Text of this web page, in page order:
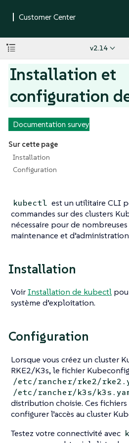
v2.14
Installation et
configuration
Documentation survey
Sur cette page
Installation
Configuration
kubectl est un utilitaire CLI
commandes sur des clusters
nécessaire pour de
maintenance et
Installation
VoirInstallation de kubectl
système d’exploitation.
Configuration
Lorsque vous créez un cluster
RKE2/K3s, le fichier
/etc/rancher/rke2/
/etc/rancher/k3s/
distribution choisie. Ces
configurer l’accès au cluster
Testez votre connectivité avec